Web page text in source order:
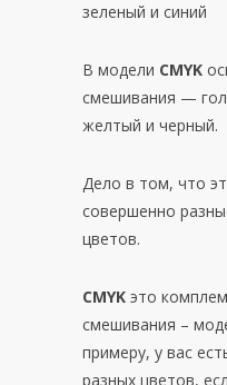
зеленый и синий
В модели CMYK
смешивания —
желтый и черный.
Дело в том, что
совершенно
цветов.
CMYK это
смешивания –
примеру, у вас
разных цветов,